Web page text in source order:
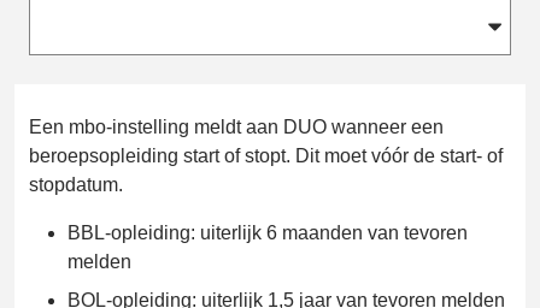
Een mbo-instelling meldt aan DUO wanneer een
beroepsopleiding start of stopt. Dit moet vóór de start- of
stopdatum.
BBL-opleiding: uiterlijk 6 maanden van tevoren
melden
BOL-opleiding: uiterlijk 1,5 jaar van tevoren melden